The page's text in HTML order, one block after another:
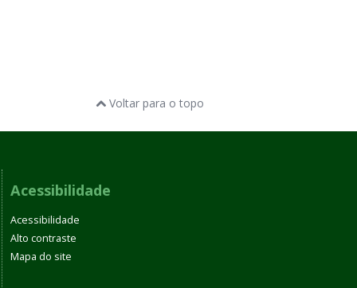
Voltar para o topo
Acessibilidade
Acessibilidade
Alto contraste
Mapa do site